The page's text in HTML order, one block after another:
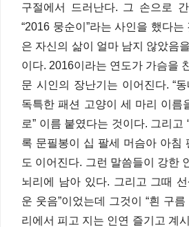
구절에서 드러난다. 그 손으로
“2016 뭉순이”라는 사인을 했다
은 자신의 삶이 얼마 남지 않았음
이다. 2016이라는 연도가 가슴을
문 시인의 장난기는 이어진다. “
독특한 패션 고양이 세 마리 이름
로” 이름 붙였다는 것이다. 그리고
록 문필봉이 십 팔세 머슴아 아침
도 이어진다. 그런 말씀들이 강한
뇌리에 남아 있다. 그리고 그때
운 웃음”이었는데 그것이 “흰 구
리에서 피고 지는 인연 즐기고 계